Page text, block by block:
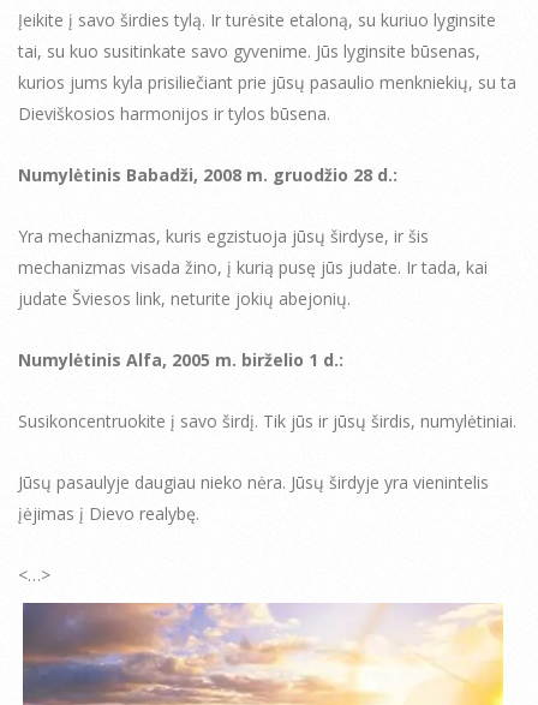
Įeikite į savo širdies tylą. Ir turėsite etaloną, su kuriuo lyginsite
tai, su kuo susitinkate savo gyvenime. Jūs lyginsite būsenas,
kurios jums kyla prisiliečiant prie jūsų pasaulio menkniekių, su ta
Dieviškosios harmonijos ir tylos būsena.
Numylėtinis Babadži, 2008 m. gruodžio 28 d.:
Yra mechanizmas, kuris egzistuoja jūsų širdyse, ir šis
mechanizmas visada žino, į kurią pusę jūs judate. Ir tada, kai
judate Šviesos link, neturite jokių abejonių.
Numylėtinis Alfa, 2005 m. birželio 1 d.:
Susikoncentruokite į savo širdį. Tik jūs ir jūsų širdis, numylėtiniai.
Jūsų pasaulyje daugiau nieko nėra. Jūsų širdyje yra vienintelis
įėjimas į Dievo realybę.
<…>